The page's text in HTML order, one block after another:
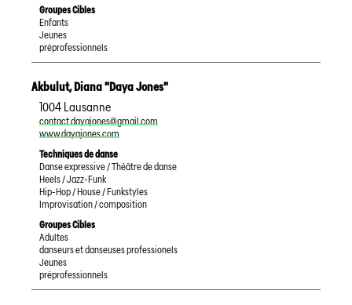
Groupes Cibles
Enfants
Jeunes
préprofessionnels
Akbulut,Diana "Daya Jones"
1004 Lausanne
contact.dayajones@gmail.com
www.dayajones.com
Techniques de danse
Danse expressive / Théâtre de danse
Heels / Jazz-Funk
Hip-Hop / House / Funkstyles
Improvisation / composition
Groupes Cibles
Adultes
danseurs et danseuses professionels
Jeunes
préprofessionnels